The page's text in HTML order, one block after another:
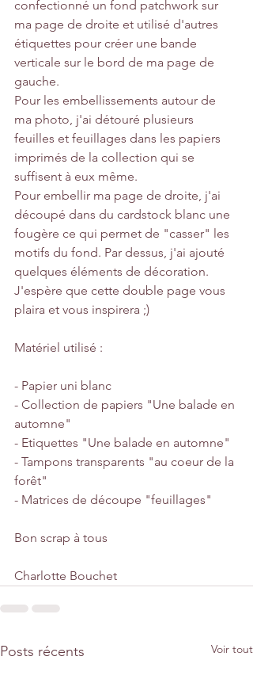
confectionné un fond patchwork sur
ma page de droite et utilisé d'autres
étiquettes pour créer une bande
verticale sur le bord de ma page de
gauche.
Pour les embellissements autour de
ma photo, j'ai détouré plusieurs
feuilles et feuillages dans les papiers
imprimés de la collection qui se
suffisent à eux même.
Pour embellir ma page de droite, j'ai
découpé dans du cardstock blanc une
fougère ce qui permet de "casser" les
motifs du fond. Par dessus, j'ai ajouté
quelques éléments de décoration.
J'espère que cette double page vous
plaira et vous inspirera ;)
Matériel utilisé :
- Papier uni blanc
- Collection de papiers "Une balade en
automne"
- Etiquettes "Une balade en automne"
- Tampons transparents "au coeur de la
forêt"
- Matrices de découpe "feuillages"
Bon scrap à tous
Charlotte Bouchet
Posts récents Voir tout